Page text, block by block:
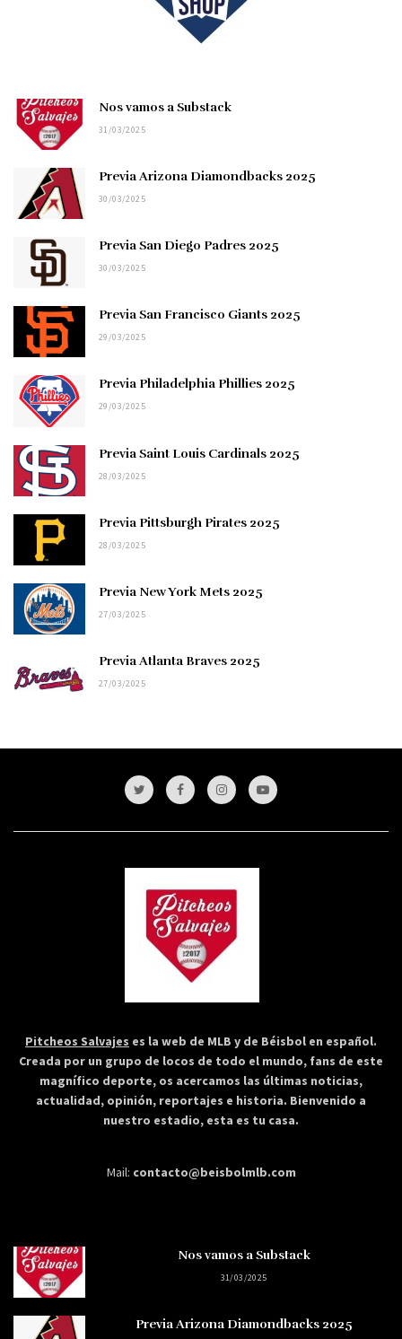
Nos vamos a Substack
31/03/2025
Previa Arizona Diamondbacks 2025
30/03/2025
Previa San Diego Padres 2025
30/03/2025
Previa San Francisco Giants 2025
29/03/2025
Previa Philadelphia Phillies 2025
29/03/2025
Previa Saint Louis Cardinals 2025
28/03/2025
Previa Pittsburgh Pirates 2025
28/03/2025
Previa New York Mets 2025
27/03/2025
Previa Atlanta Braves 2025
27/03/2025
Pitcheos Salvajes es la web de MLB y de Béisbol en español.
Creada por un grupo de locos de todo el mundo, fans de este
magnífico deporte, os acercamos las últimas noticias,
actualidad, opinión, reportajes e historia. Bienvenido a
nuestro estadio, esta es tu casa.
Mail: contacto@beisbolmlb.com
Nos vamos a Substack
31/03/2025
Previa Arizona Diamondbacks 2025